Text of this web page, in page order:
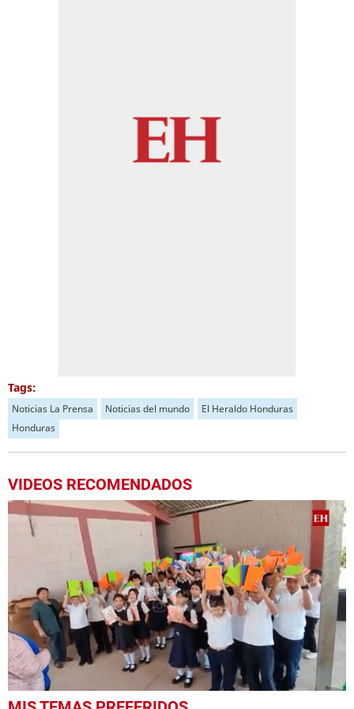
Tags:
Noticias La Prensa Noticias del mundo
El Heraldo Honduras
Honduras
VIDEOS RECOMENDADOS